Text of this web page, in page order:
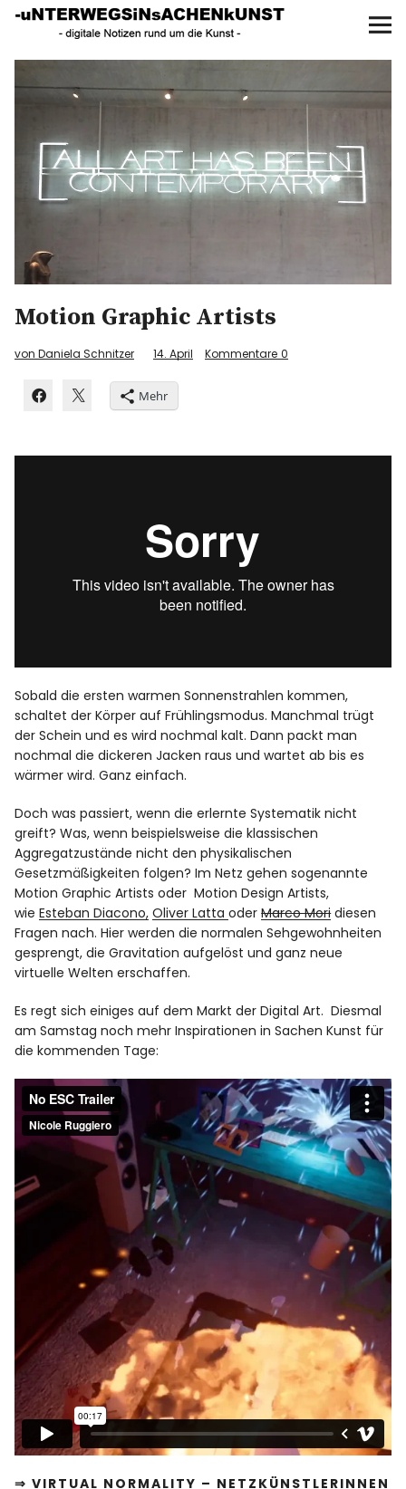
UNTERWEGS IN SACHEN
KUNST
AKTUELLE AUSSTELLUNGEN
KUNSTSPAZIERGÄNGE
UNSER BUCH
f I P
Motion Graphic Artists
von Daniela Schnitzer 14. April Kommentare 0
Mehr
Sobald die ersten warmen Sonnenstrahlen kommen,
schaltet der Körper auf Frühlingsmodus. Manchmal trügt
der Schein und es wird nochmal kalt. Dann packt man
nochmal die dickeren Jacken raus und wartet ab bis es
wärmer wird. Ganz einfach.
Doch was passiert, wenn die erlernte Systematik nicht
greift? Was, wenn beispielsweise die klassischen
Aggregatzustände nicht den physikalischen
Gesetzmäßigkeiten folgen? Im Netz gehen sogenannte
Motion Graphic Artists oder Motion Design Artists,
wieEsteban Diacono, Oliver LattaoderMarco Moridiesen
Fragen nach. Hier werden die normalen Sehgewohnheiten
gesprengt, die Gravitation aufgelöst und ganz neue
virtuelle Welten erschaffen.
Es regt sich einiges auf dem Markt der Digital Art. Diesmal
am Samstag noch mehr Inspirationen in Sachen Kunst für
die kommenden Tage:
⇒ VIRTUAL NORMALITY – NETZKÜNSTLERINNEN